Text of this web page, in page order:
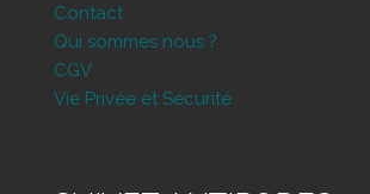
Contact
Qui sommes nous ?
CGV
Vie Privée et Sécurité